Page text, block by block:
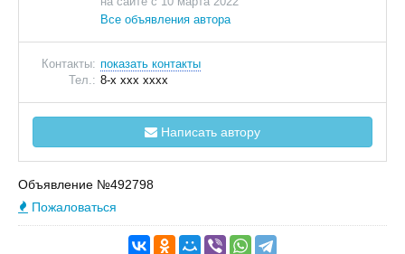
Все объявления автора
Контакты: показать контакты
Тел.: 8-x xxx xxxx
Написать автору
Объявление №492798
Пожаловаться